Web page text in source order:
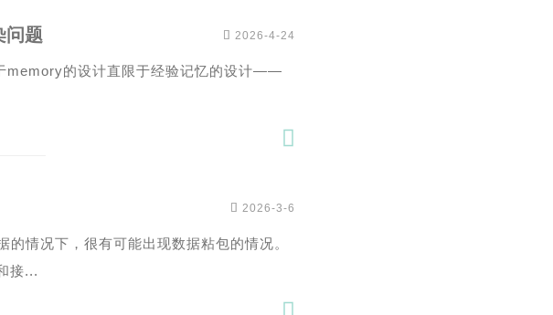
问题  2026-4-24
memory的设计直限于经验记忆的设计——

 2026-3-6
情况下，很有可能出现数据粘包的情况。
接...